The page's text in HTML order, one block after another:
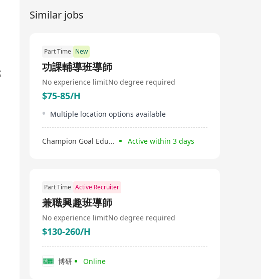
Similar jobs
Part Time New
功課輔導班導師
No experience limitNo degree required
$75-85/H
Multiple location options available
Champion Goal Education Limited Active within 3 days
Part Time Active Recruiter
兼職興趣班導師
No experience limitNo degree required
$130-260/H
博研 Online